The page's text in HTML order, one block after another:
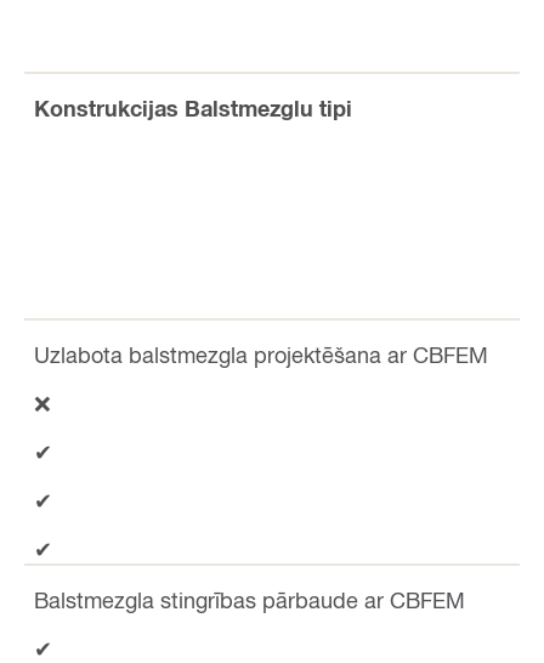
Konstrukcijas Balstmezglu tipi
Uzlabota balstmezgla projektēšana ar CBFEM
❌
✔
✔
✔
Balstmezgla stingrības pārbaude ar CBFEM
✔